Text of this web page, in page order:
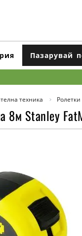
Пазарувай
техника Ролетки
8м Stanley